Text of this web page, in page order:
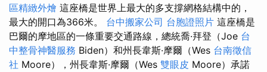
區精緻外燴 這座橋是世界上最大的多支撐網格結構中的，
最大的開口為366米。 台中搬家公司 台胞證照片 這座橋是
巴爾的摩地區的一條重要交通路線，總統喬·拜登（Joe 台
中整骨神醫服務 Biden）和州長韋斯·摩爾（Wes 台南徵信
社 Moore），州長韋斯·摩爾（Wes 雙眼皮 Moore）承諾